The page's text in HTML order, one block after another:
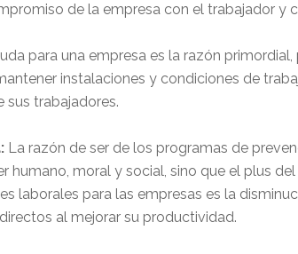
de la empresa con el trabajador y
para una empresa es la razón
instalaciones y condiciones de
sus trabajadores.
La razón de ser de los programas de
humano, moral y social, sino que el plus
laborales para las empresas es la
al mejorar su productividad.